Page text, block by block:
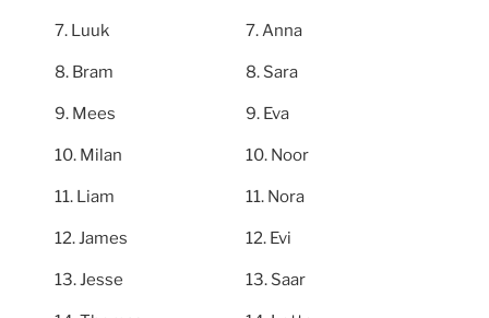
Luuk
Bram
Mees
Milan
Liam
James
Jesse
Anna
Sara
Eva
Noor
Nora
Evi
Saar